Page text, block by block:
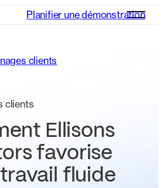
Planifier une démonstration
clients
clients
Ellisons
favorise
fluide